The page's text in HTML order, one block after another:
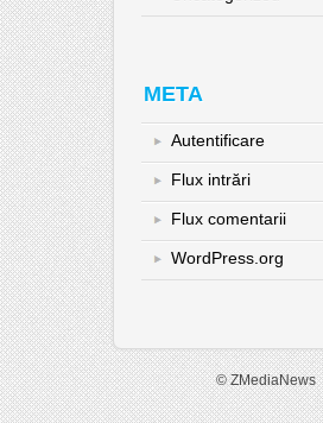
META
Autentificare
Flux intrări
Flux comentarii
WordPress.org
© ZMediaNews